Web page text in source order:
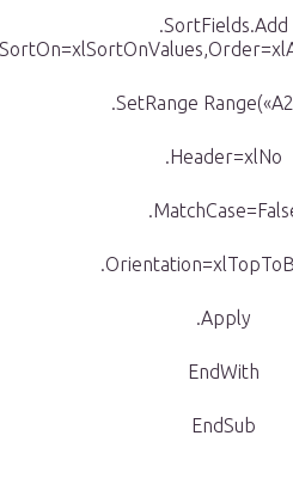
.SortFields.Add
.SetRange
.Header=xlNo
.Apply
EndWith
EndSub